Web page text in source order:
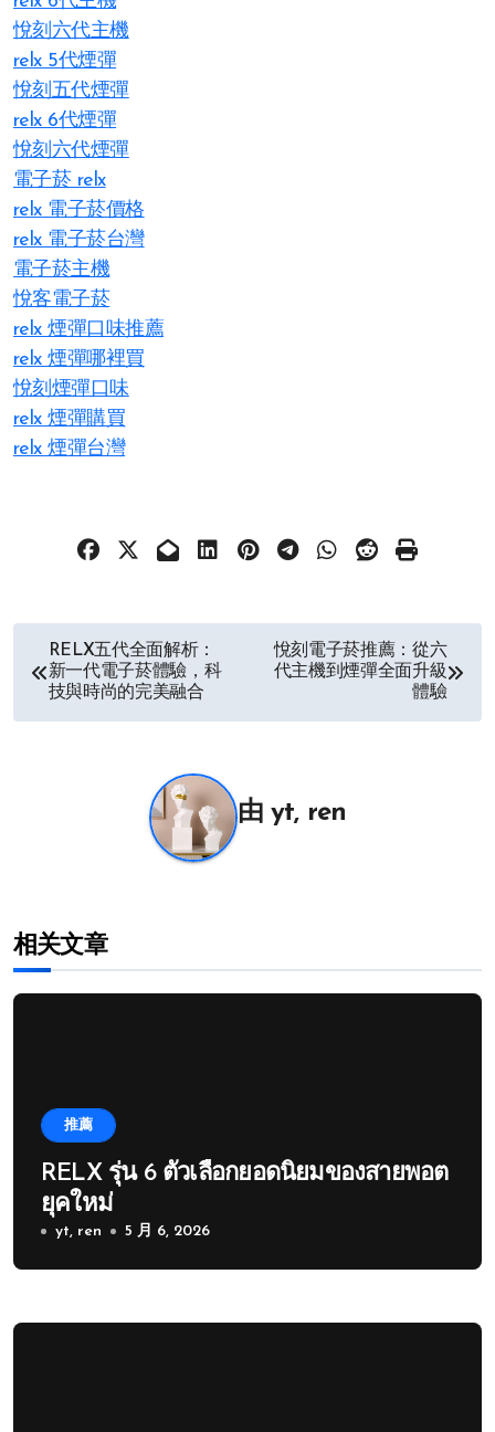
悅刻六代主機
relx 5代煙彈
悅刻五代煙彈
relx 6代煙彈
悅刻六代煙彈
電子菸 relx
relx 電子菸價格
relx 電子菸台灣
電子菸主機
悅客電子菸
relx 煙彈口味推薦
relx 煙彈哪裡買
悅刻煙彈口味
relx 煙彈購買
relx 煙彈台灣
RELX五代全面解析：
新一代電子菸體驗，科
技與時尚的完美融合
悅刻電子菸推薦：從六
代主機到煙彈全面升級
體驗
由yt, ren
相关文章
推薦
RELX รุ่น 6 ตัวเลือกยอดนิยมของสายพอต
ยุคใหม่
yt, ren 5 月 6, 2026